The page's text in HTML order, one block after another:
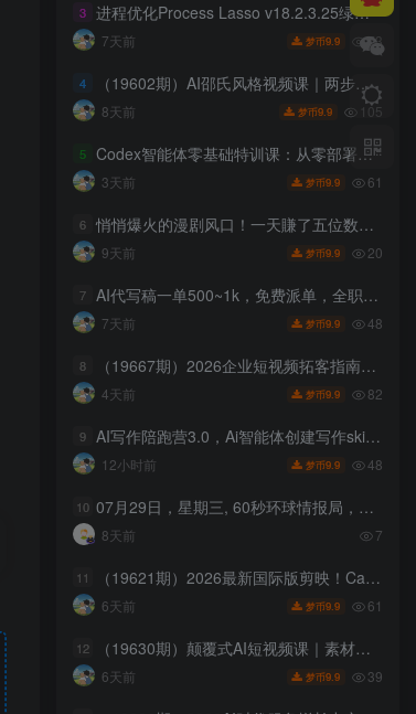
3 进程优化Process Lasso v18.2.3.25绿色版
7天前 梦币9.9 73
4 （19602期）AI邵氏风格视频课｜两步极简制作流程，固定/不固定人物生成，搞笑段子带货视频全套实操教学
8天前 梦币9.9 105
5 Codex智能体零基础特训课：从零部署模型接入工具，搭建AI自动化高效办公工作流
3天前 梦币9.9 61
6 悄悄爆火的漫剧风口！一天賺了五位数！红果漫剧快手推广全流程实战课，零门槛、零粉丝、零经验可直接入局
9天前 梦币9.9 20
7 AI代写稿一单500~1k，免费派单，全职月入2W+，会打字就能干，副业全职都行【揭秘】
7天前 梦币9.9 48
8 （19667期）2026企业短视频拓客指南：聚焦老板IP底层逻辑，爆款文案镜头实操，打通公域引流私域成交完整获客链路
4天前 梦币9.9 82
9 AI写作陪跑营3.0，Ai智能体创建写作skill（workbuddy）+人工手写模式（手搓模式），去除AI痕迹（头条号、公众号、百家号）（更新0806）
12小时前 梦币9.9 48
10 07月29日，星期三, 60秒环球情报局，天天带你吃瓜看世界！
8天前 7
11 （19621期）2026最新国际版剪映！CapCut 众多付费功能免费用，一键字幕识别 / 滤镜素材 / AI智能功能自由了 CapCut
6天前 梦币9.9 61
12 （19630期）颠覆式AI短视频课｜素材挖掘，AI修图，视频重绘，人声处理｜电商实体带货引流全流程实操教学
6天前 梦币9.9 39